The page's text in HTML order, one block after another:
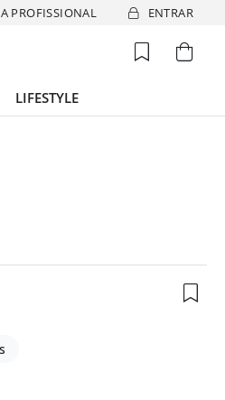
PROFISSIONAL ENTRAR
LIFESTYLE